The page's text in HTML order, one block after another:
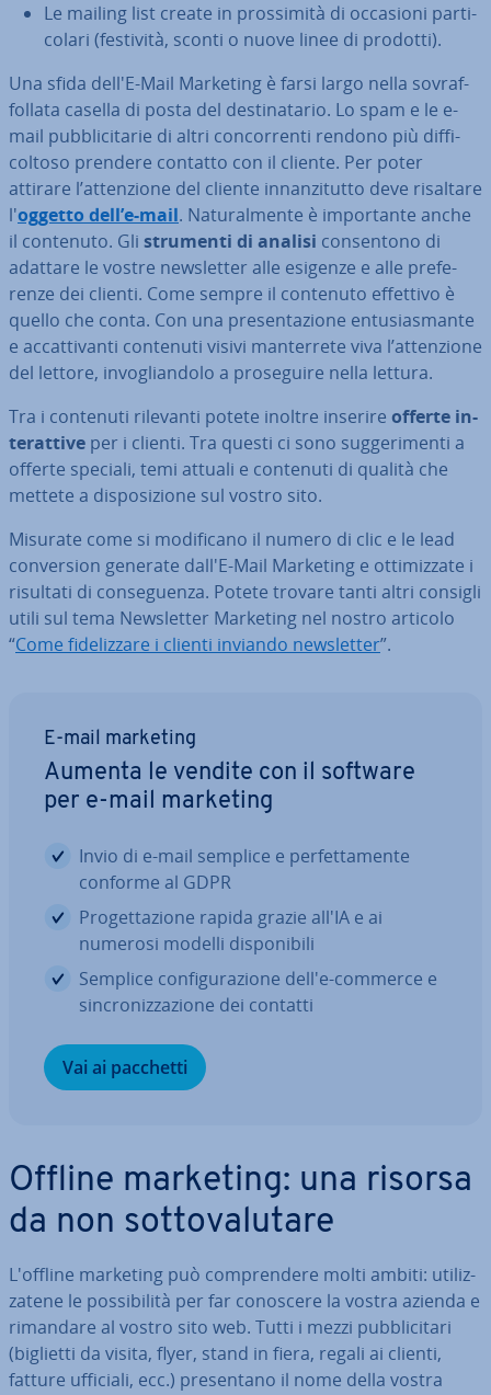
Le mailing list create in pros­si­mi­tà di occasioni par­ti­
co­la­ri (festività, sconti o nuove linee di prodotti).
Una sfida dell'E-Mail Marketing è farsi largo nella so­vraf­
fol­la­ta casella di posta del de­sti­na­ta­rio. Lo spam e le e-
mail pub­bli­ci­ta­rie di altri con­cor­ren­ti rendono più dif­fi­
col­to­so prendere contatto con il cliente. Per poter
attirare l’at­ten­zio­ne del cliente in­nan­zi­tut­to deve risaltare
l'oggetto dell’e-mail. Na­tu­ral­men­te è im­por­tan­te anche
il contenuto. Gli strumenti di analisi con­sen­to­no di
adattare le vostre new­slet­ter alle esigenze e alle pre­fe­
ren­ze dei clienti. Come sempre il contenuto effettivo è
quello che conta. Con una pre­sen­ta­zio­ne en­tu­sia­sman­te
e ac­cat­ti­van­ti contenuti visivi man­ter­re­te viva l’at­ten­zio­ne
del lettore, in­vo­glian­do­lo a pro­se­gui­re nella lettura.
Tra i contenuti rilevanti potete inoltre inserire offerte in­
te­rat­ti­ve per i clienti. Tra questi ci sono sug­ge­ri­men­ti a
offerte speciali, temi attuali e contenuti di qualità che
mettete a di­spo­si­zio­ne sul vostro sito.
Misurate come si mo­di­fi­ca­no il numero di clic e le lead
con­ver­sion generate dall'E-Mail Marketing e ot­ti­miz­za­te i
risultati di con­se­guen­za. Potete trovare tanti altri consigli
utili sul tema New­slet­ter Marketing nel nostro articolo
“Come fi­de­liz­za­re i clienti inviando new­slet­ter”.
E-mail marketing
Aumenta le vendite con il software
per e-mail marketing
Invio di e-mail semplice e per­fet­ta­men­te
conforme al GDPR
Pro­get­ta­zio­ne rapida grazie all'IA e ai
numerosi modelli di­spo­ni­bi­li
Semplice con­fi­gu­ra­zio­ne dell'e-commerce e
sin­cro­niz­za­zio­ne dei contatti
Vai ai pacchetti
Offline marketing: una risorsa
da non sot­to­va­lu­ta­re
L'offline marketing può com­pren­de­re molti ambiti: uti­liz­
za­te­ne le pos­si­bi­li­tà per far conoscere la vostra azienda e
rimandare al vostro sito web. Tutti i mezzi pub­bli­ci­ta­ri
(biglietti da visita, flyer, stand in fiera, regali ai clienti,
fatture ufficiali, ecc.) pre­sen­ta­no il nome della vostra